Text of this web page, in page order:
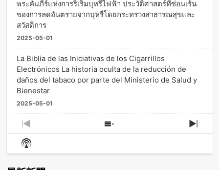
พระคัมภีร์แห่งการริเริ่มบุหรี่ไฟฟ้า ประวัติศาสตร์ที่ซ่อนเร้น
ของการลดอันตรายจากบุหรี่โดยกระทรวงสาธารณสุขและ
สวัสดิการ
2025-05-01
La Biblia de las Iniciativas de los Cigarrillos
Electrónicos La historia oculta de la reducción de
daños del tabaco por parte del Ministerio de Salud y
Bienestar
2025-05-01
Previous
Episode
Show
Episodes
Next
Show
Podcast